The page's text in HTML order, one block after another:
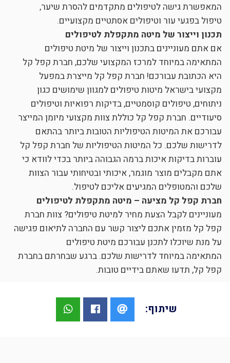
המאפשרת גישה לטיפולים מתקדמים להסרת שיער,
טיפול בפגעי עור וטיפולים אסתטיים מקצועיים.
תכנון וייצור של מיטה מתקפלת לטיפולים
אם אתם מעוניינים בתכנון וייצור של מיטת טיפולים
המתאימה במיוחד למרכז המקצועי שלכם, חברת קפל קל
היא הכתובת עבורכם! חברת קפל קל מייצרת במפעל
מקצועי בישראל מיטות טיפולים למגוון שימושים כגון
ניתוחים, טיפולים קוסמטיים, בדיקות רפואיות וטיפולים
סיעודיים. חברת קפל קל כוללת צוות מקצועי מיומן המייצר
עבורכם את המיטות הטיפוליות הטובות ביותר בהתאם
לדרישות שלכם. כל המיטות הטיפוליות של חברת קפל קל
עוברות בדיקות איכות ברמה הגבוהה ביותר בכדי לוודא כי
אתם מקבלים מוצר מוגמר, איכותי ובטיחותי עבור הצוות
שלכם והמטופלים המגיעים אליכם לטיפול.
חברת קפל קל מציעה – מיטה מתקפלת לטיפולים
מעוניינים לקבל הצעת מחיר למיטת טיפולים? צוות חברת
קפל קל מזמין אתכם ליצור קשר עם החברה לתיאום פגישה
על מנת שיוכלו לתכנן עבורכם מיטת טיפולים
המתאימה במיוחד לדרישות שלכם. ברגע שבחרתם בחברת
קפל קל, תדעו שאתם בידיים טובות.
שיתוף: